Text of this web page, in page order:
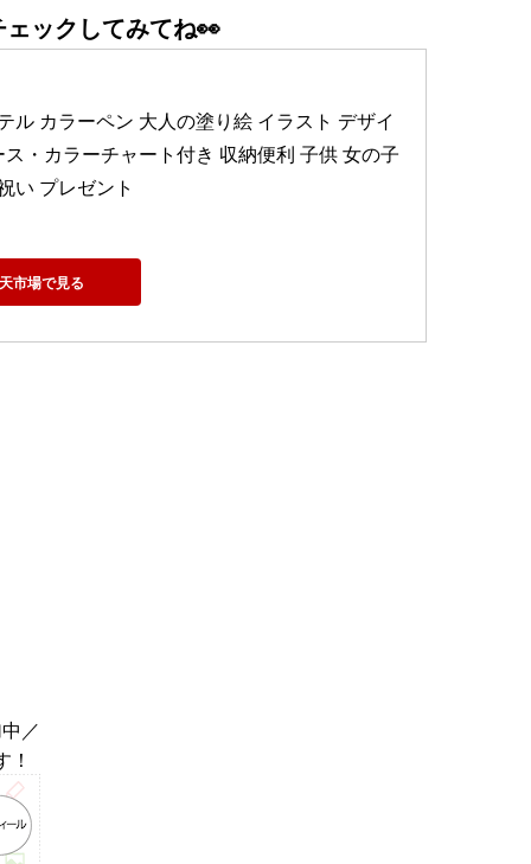
ェックしてみてね👀
ル カラーペン 大人の塗り絵 イラスト デザイ
・カラーチャート付き 収納便利 子供 女の子
い プレゼント
市場で見る
／